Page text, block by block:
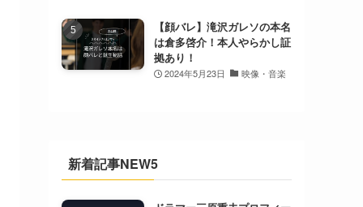
【顔バレ】滝沢ガレソの本名
は倉多啓介！本人やらかし証
拠あり！
2024年5月23日 映像・音楽
新着記事NEW5